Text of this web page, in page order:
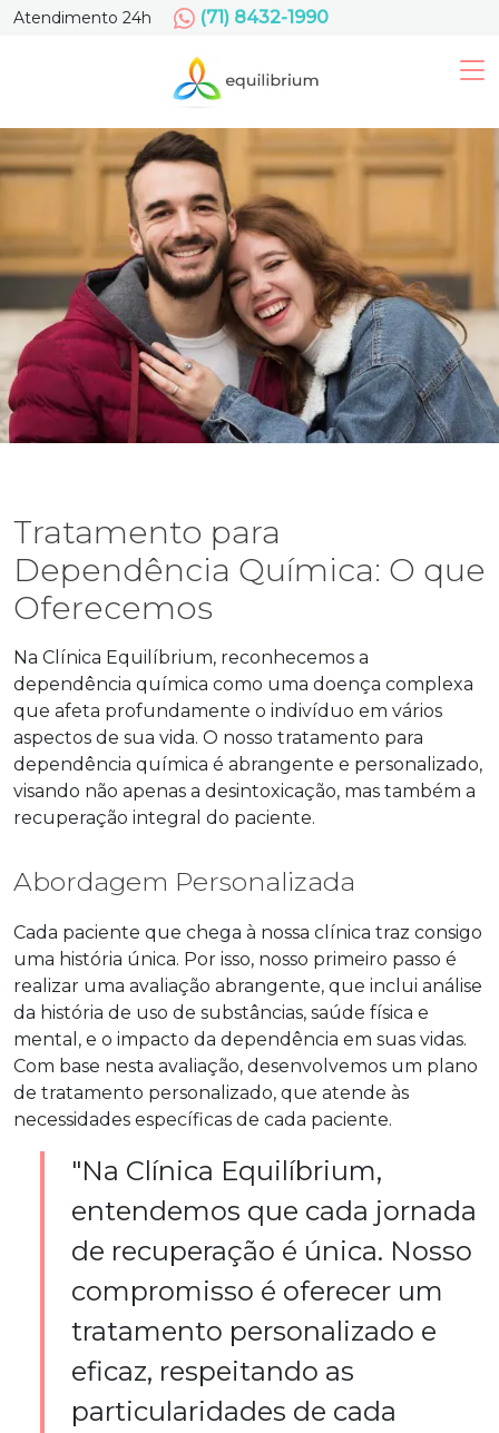
Atendimento 24h (71) 8432-1990
Tratamento para
Dependência Química: O que
Oferecemos
Na Clínica Equilíbrium, reconhecemos a
dependência química como uma doença complexa
que afeta profundamente o indivíduo em vários
aspectos de sua vida. O nosso tratamento para
dependência química é abrangente e personalizado,
visando não apenas a desintoxicação, mas também a
recuperação integral do paciente.
Abordagem Personalizada
Cada paciente que chega à nossa clínica traz consigo
uma história única. Por isso, nosso primeiro passo é
realizar uma avaliação abrangente, que inclui análise
da história de uso de substâncias, saúde física e
mental, e o impacto da dependência em suas vidas.
Com base nesta avaliação, desenvolvemos um plano
de tratamento personalizado, que atende às
necessidades específicas de cada paciente.
"Na Clínica Equilíbrium,
entendemos que cada jornada
de recuperação é única. Nosso
compromisso é oferecer um
tratamento personalizado e
eficaz, respeitando as
particularidades de cada